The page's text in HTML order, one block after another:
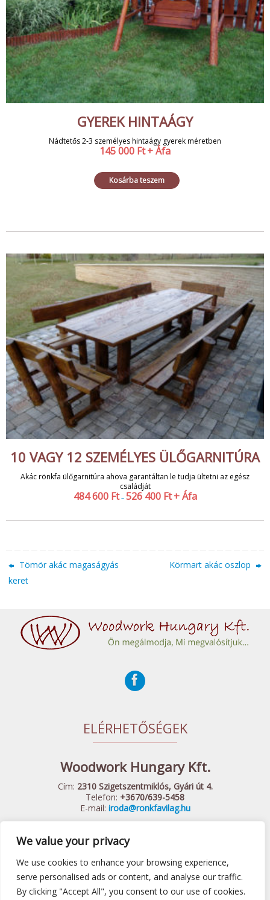
We value your privacy
We use cookies to enhance your browsing experience,
serve personalised ads or content, and analyse our traffic.
By clicking "Accept All", you consent to our use of cookies.
GYEREK HINTAÁGY
Nádtetős 2-3 személyes hintaágy gyerek méretben
145 000 Ft+ Áfa
Kosárba teszem
10 VAGY 12 SZEMÉLYES ÜLŐGARNITÚRA
Akác rönkfa ülőgarnitúra ahova garantáltan le tudja ültetni az egész
családját
484 600 Ft – 526 400 Ft + Áfa
Tömör akác magaságyás
keret
Körmart akác oszlop
ELÉRHETŐSÉGEK
Woodwork Hungary Kft.
Cím: 2310 Szigetszentmiklós, Gyári út 4.
Telefon: +3670/639-5458
E-mail: iroda@ronkfavilag.hu
© 2015 Woodwork Hungary Kft. - Minden Jog Fenntartva
Játszótéri eszközök|Előtető|Fa hintaágy| Felnőtt játszótér